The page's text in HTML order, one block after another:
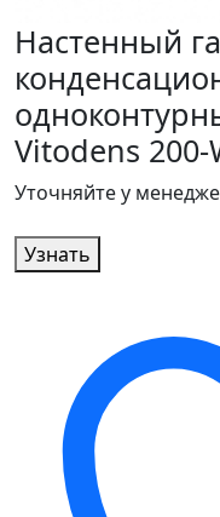
Настенный
Vitodens 200-
Уточняйте у
Узнать